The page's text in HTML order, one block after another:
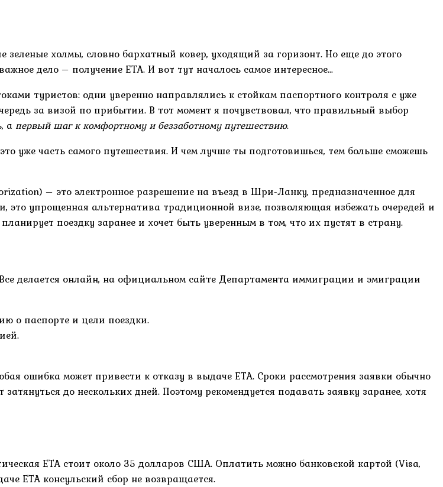
холмы, словно бархатный ковер, уходящий за горизонт. Но еще до этого
дело – получение ETA. И вот тут началось самое интересное…
туристов: одни уверенно направлялись к стойкам паспортного контроля с уже
за визой по прибытии. В тот момент я почувствовал, что правильный выбор
а первый шаг к комфортному и беззаботному путешествию.
уже часть самого путешествия. И чем лучше ты подготовишься, тем больше сможешь
– это электронное разрешение на въезд в Шри-Ланку, предназначенное для
это упрощенная альтернатива традиционной визе, позволяющая избежать очередей и
поездку заранее и хочет быть уверенным в том, что их пустят в страну.
делается онлайн, на официальном сайте Департамента иммиграции и эмиграции
о паспорте и цели поездки.
ошибка может привести к отказу в выдаче ETA. Сроки рассмотрения заявки обычно
до нескольких дней. Поэтому рекомендуется подавать заявку заранее, хотя
ETA стоит около 35 долларов США. Оплатить можно банковской картой (Visa,
ETA консульский сбор не возвращается.